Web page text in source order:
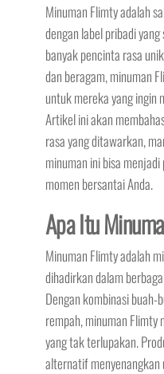
Minuman Flimty adalah
dengan label pribadi
banyak pencinta rasa
dan beragam, minuman
untuk mereka yang ingin
Artikel ini akan
rasa yang ditawarkan,
minuman ini bisa
momen bersantai Anda.
Apa Itu
Minuman Flimty adalah
dihadirkan dalam
Dengan kombinasi buah-
rempah, minuman Flimty
yang tak terlupakan.
alternatif menyenangkan